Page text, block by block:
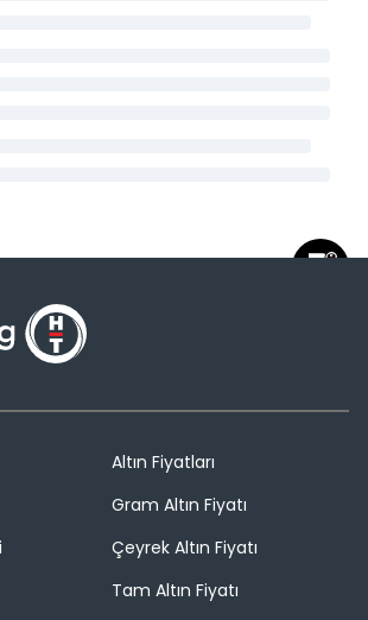
Altın Fiyatları
Gram Altın Fiyatı
Çeyrek Altın Fiyatı
Tam Altın Fiyatı